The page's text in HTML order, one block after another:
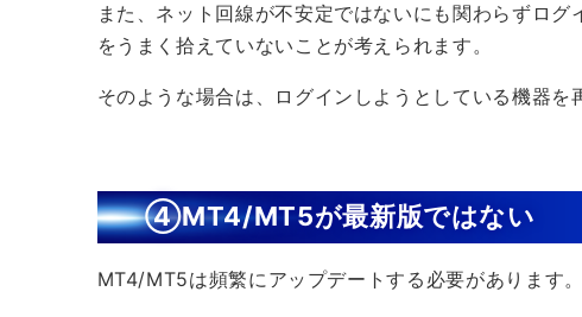
また、ネット回線が不安定ではないにも関わらずロ
をうまく拾えていないことが考えられます。
そのような場合は、ログインしようとしている機器を
④MT4/MT5が最新版ではない
MT4/MT5は頻繁にアップデートする必要があります。